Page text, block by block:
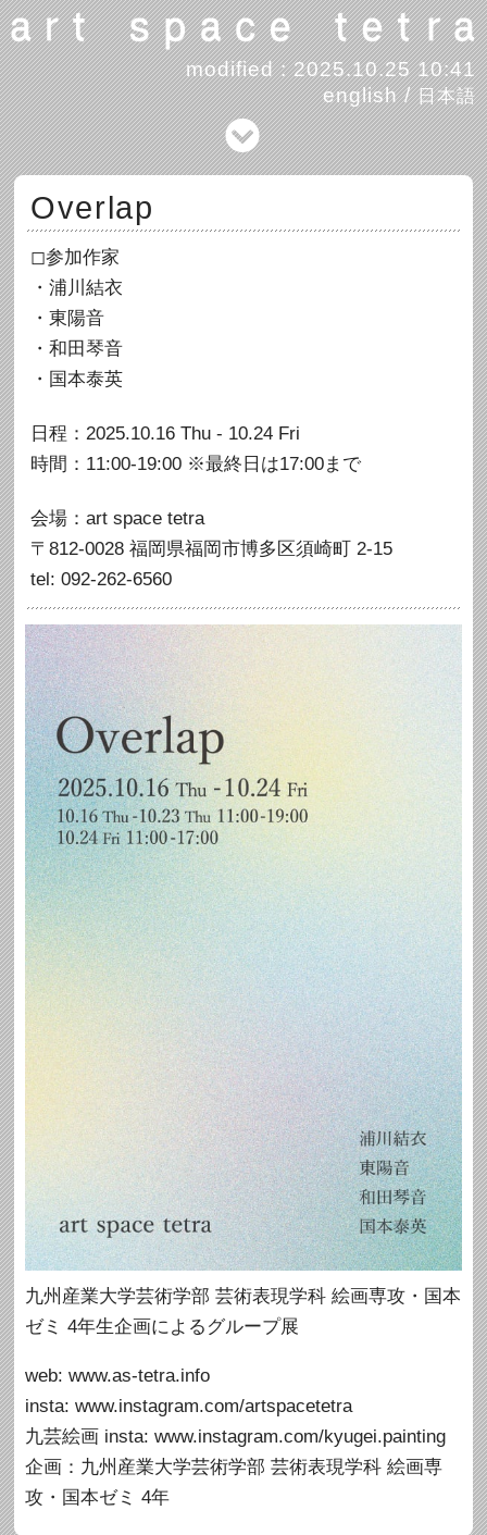
modified : 2025.10.25 10:41
english/日本語
Overlap
◻︎参加作家
・浦川結衣
・東陽音
・和田琴音
・国本泰英
日程：2025.10.16 Thu - 10.24 Fri
時間：11:00-19:00 ※最終日は17:00まで
会場：art space tetra
〒812-0028 福岡県福岡市博多区須崎町 2-15
tel: 092-262-6560
九州産業大学芸術学部 芸術表現学科 絵画専攻・国本
ゼミ 4年生企画によるグループ展
web: www.as-tetra.info
insta: www.instagram.com/artspacetetra
九芸絵画 insta: www.instagram.com/kyugei.painting
企画：九州産業大学芸術学部 芸術表現学科 絵画専
攻・国本ゼミ 4年